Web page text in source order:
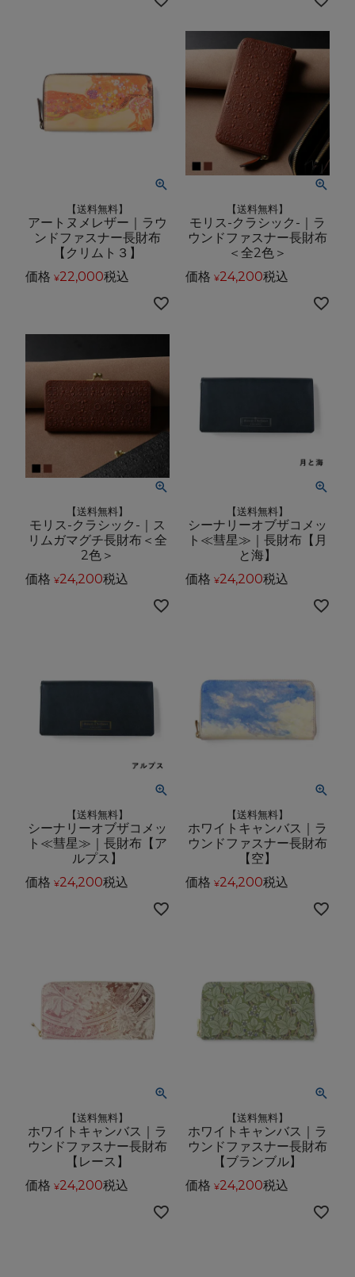
【送料無料】
アートヌメレザー｜ラウ
ンドファスナー長財布
【クリムト３】
価格 ¥22,000税込
【送料無料】
モリス-クラシック-｜ラ
ウンドファスナー長財布
＜全2色＞
価格 ¥24,200税込
【送料無料】
モリス-クラシック-｜ス
リムガマグチ長財布＜全
2色＞
価格 ¥24,200税込
【送料無料】
シーナリーオブザコメッ
ト≪彗星≫｜長財布【月
と海】
価格 ¥24,200税込
【送料無料】
シーナリーオブザコメッ
ト≪彗星≫｜長財布【ア
ルプス】
価格 ¥24,200税込
【送料無料】
ホワイトキャンバス｜ラ
ウンドファスナー長財布
【空】
価格 ¥24,200税込
【送料無料】
ホワイトキャンバス｜ラ
ウンドファスナー長財布
【レース】
価格 ¥24,200税込
【送料無料】
ホワイトキャンバス｜ラ
ウンドファスナー長財布
【ブランブル】
価格 ¥24,200税込